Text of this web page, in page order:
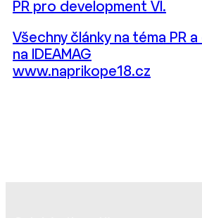
PR pro development VI.
Všechny články na téma PR
na IDEAMAG
www.naprikope18.cz